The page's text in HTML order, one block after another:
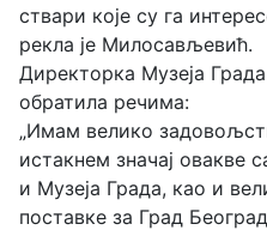
ствари које су га
рекла је Милосављевић.
Директорка Музеја
обратила речима:
„Имам велико
истакнем значај
и Музеја Града, као и
поставке за Град